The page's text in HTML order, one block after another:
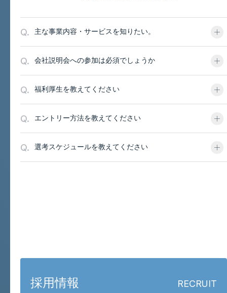
Q. 主な事業内容・サービスを知りたい。
Q. 会社説明会への参加は必須でしょうか
Q. 福利厚生を教えてください
Q. エントリー方法を教えてください
Q. 選考スケジュールを教えてください
採用情報 RECRUIT